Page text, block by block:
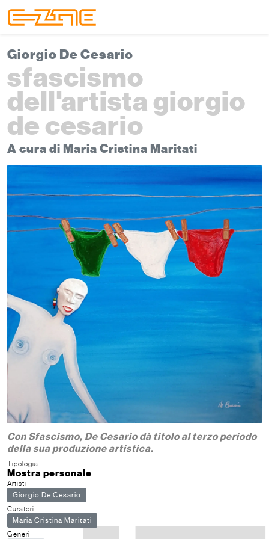
Giorgio De Cesario
sfascismo
dell'artista giorgio
de cesario
A cura di Maria Cristina Maritati
Con Sfascismo, De Cesario dà titolo al terzo periodo
della sua produzione artistica.
Tipologia
Mostra personale
Artisti
Giorgio De Cesario
Curatori
Maria Cristina Maritati
Generi